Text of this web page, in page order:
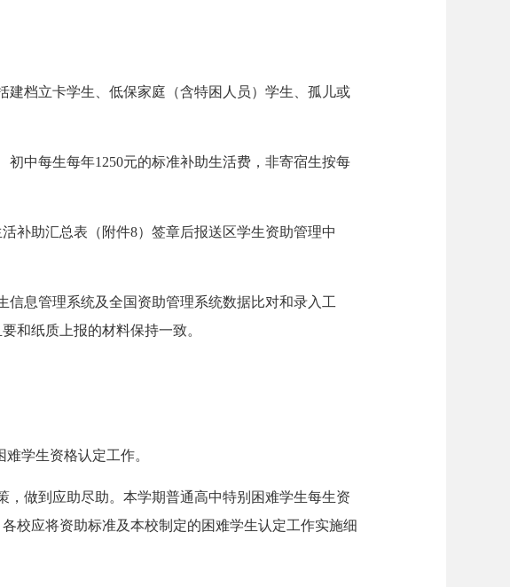
档立卡学生、低保家庭（含特困人员）学生、孤儿或
中每生每年1250元的标准补助生活费，非寄宿生按每
补助汇总表（附件8）签章后报送区学生资助管理中
息管理系统及全国资助管理系统数据比对和录入工
和纸质上报的材料保持一致。
学生资格认定工作。
做到应助尽助。本学期普通高中特别困难学生每生资
校应将资助标准及本校制定的困难学生认定工作实施细